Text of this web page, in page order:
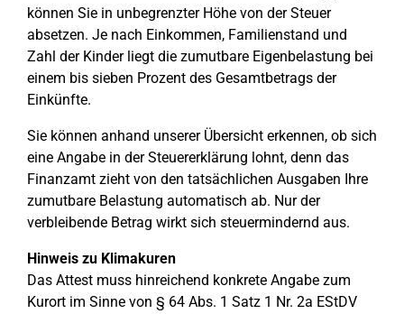
können Sie in unbegrenzter Höhe von der Steuer
absetzen. Je nach Einkommen, Familienstand und
Zahl der Kinder liegt die zumutbare Eigenbelastung bei
einem bis sieben Prozent des Gesamtbetrags der
Einkünfte.
Sie können anhand unserer Übersicht erkennen, ob sich
eine Angabe in der Steuererklärung lohnt, denn das
Finanzamt zieht von den tatsächlichen Ausgaben Ihre
zumutbare Belastung automatisch ab. Nur der
verbleibende Betrag wirkt sich steuermindernd aus.
Hinweis zu Klimakuren
Das Attest muss hinreichend konkrete Angabe zum
Kurort im Sinne von § 64 Abs. 1 Satz 1 Nr. 2a EStDV